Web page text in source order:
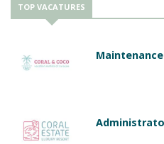
TOP VACATURES